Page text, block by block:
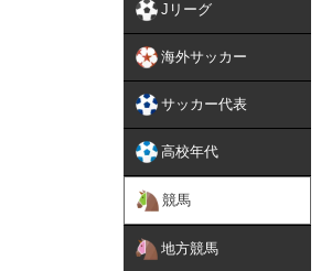
Jリーグ
海外サッカー
サッカー代表
高校年代
競馬
地方競馬